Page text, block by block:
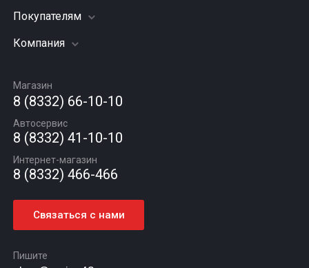
Грузовые шины
Диски
Автомасла
Заправка кондиционера
Подвеска (ходовая часть)
Шиномонтаж
Покупателям
Акции
Гарантии и возврат
Компания
Вакансии
Новости
Статьи
Контакты
Магазин
8 (8332) 66-10-10
Автосервис
8 (8332) 41-10-10
Интернет-магазин
8 (8332) 466-466
Связаться с нами
Пишите